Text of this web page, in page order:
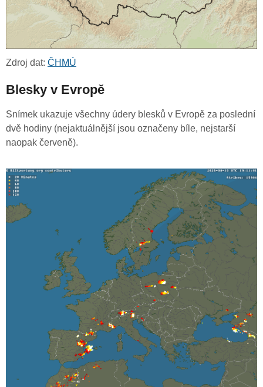
Zdroj dat: ČHMÚ
Blesky v Evropě
Snímek ukazuje všechny údery blesků v Evropě za poslední
dvě hodiny (nejaktuálnější jsou označeny bíle, nejstarší
naopak červeně).